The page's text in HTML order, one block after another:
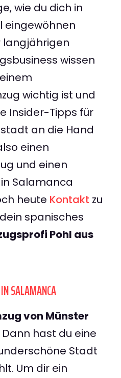
wie du dich in
eingewöhnen
langjährigen
wissen
wichtig ist und
Insider-Tipps für
an die Hand
einen
und einen
Salamanca
heute Kontakt zu
spanisches
Pohl aus
SALAMANCA
von Münster
Dann hast du eine
Stadt
Um dir ein